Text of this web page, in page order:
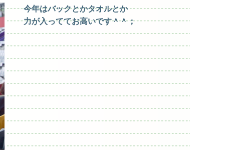
今年はバックとかタオルとか
力が入っててお高いです＾＾；